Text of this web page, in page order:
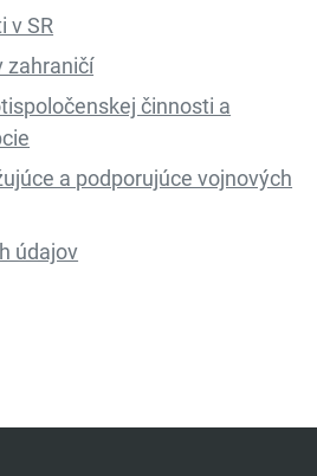
v SR
zahraničí
činnosti a
a podporujúce vojnových
údajov